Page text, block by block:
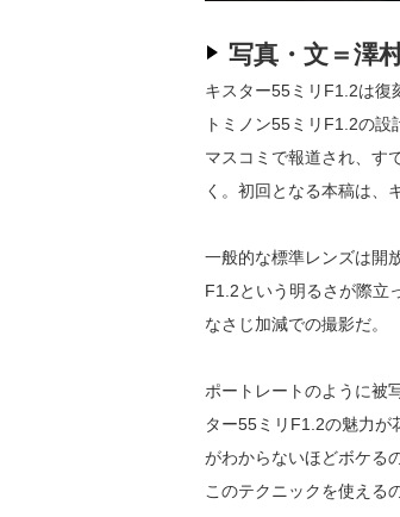
写真・文＝澤
キスター55ミリF1.2は復
トミノン55ミリF1.2の
マスコミで報道され、す
く。初回となる本稿は、
一般的な標準レンズは開
F1.2という明るさが際立
なさじ加減での撮影だ。
ポートレートのように被
ター55ミリF1.2の魅力が
がわからないほどボケる
このテクニックを使える